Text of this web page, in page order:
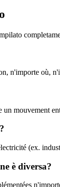
n'importe où,
mouvement
(ex.
è diversa?